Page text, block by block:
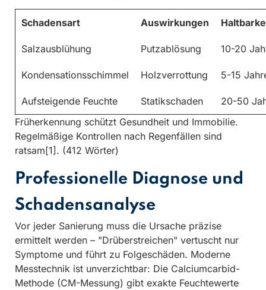
Schadensart Auswirkungen
Salzausblühung Putzablösung 10-20
Kondensationsschimmel Holzverrottung 5-15
Aufsteigende Feuchte Statikschaden
20-50
Früherkennung schützt Gesundheit und Immobilie.
Regelmäßige Kontrollen nach Regenfällen sind
ratsam[1]. (412 Wörter)
Professionelle Diagnose und
Schadensanalyse
Vor jeder Sanierung muss die Ursache präzise
ermittelt werden – "Drüberstreichen" vertuscht nur
Symptome und führt zu Folgeschäden. Moderne
Messtechnik ist unverzichtbar: Die Calciumcarbid-
Methode (CM-Messung) gibt exakte Feuchtewerte